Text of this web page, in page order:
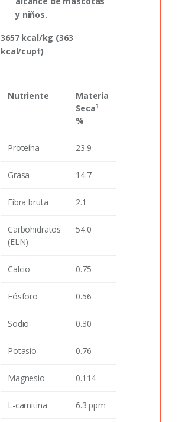
y niños.
3657 kcal/kg (363
kcal/cup†)
Nutriente
Materia
Seca1
%
Proteína 23.9
Grasa 14.7
Fibra bruta 2.1
Carbohidratos
(ELN)
54.0
Calcio 0.75
Fósforo 0.56
Sodio 0.30
Potasio 0.76
Magnesio 0.114
L-carnitina 6.3 ppm